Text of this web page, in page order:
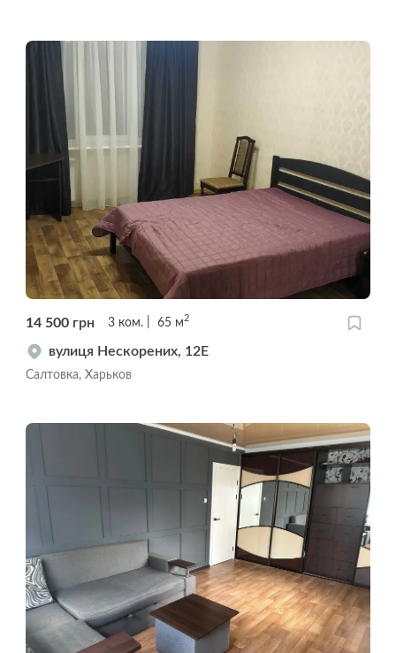
14 500 грн 3 ком. 65 м2
вулиця Нескорених, 12Е
Салтовка, Харьков